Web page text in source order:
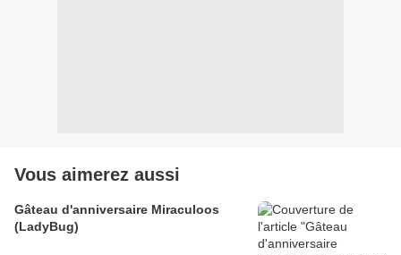
Vous aimerez aussi
Gâteau d'anniversaire Miraculoos
(LadyBug)